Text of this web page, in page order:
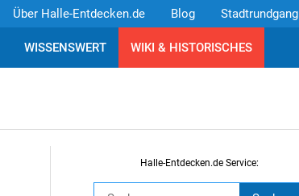
Stadtrundgang
Blog
Über Halle-Entdecken.de
WISSENSWERT WIKI & HISTORISCHES
Halle-Entdecken.de Service: